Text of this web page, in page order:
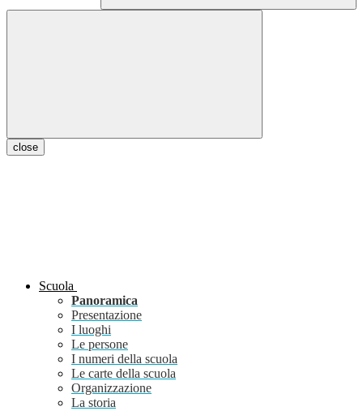
close
Scuola
Panoramica
Presentazione
I luoghi
Le persone
I numeri della scuola
Le carte della scuola
Organizzazione
La storia